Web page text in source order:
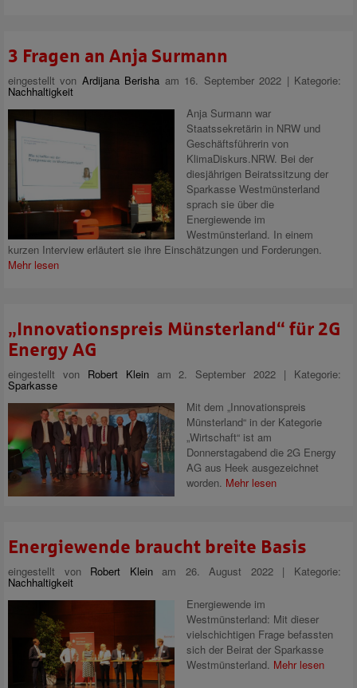
3 Fragen an Anja Surmann
eingestellt von Ardijana Berisha am 16. September 2022 | Kategorie:
Nachhaltigkeit
Anja Surmann war
Staatssekretärin in NRW und
Geschäftsführerin von
KlimaDiskurs.NRW. Bei der
diesjährigen Beiratssitzung der
Sparkasse Westmünsterland
sprach sie über die
Energiewende im
Westmünsterland. In einem
kurzen Interview erläutert sie ihre Einschätzungen und Forderungen.
Mehr lesen
„Innovationspreis Münsterland“ für 2G
Energy AG
eingestellt von Robert Kleinam 2. September 2022 | Kategorie:
Sparkasse
Mit dem „Innovationspreis
Münsterland“ in der Kategorie
„Wirtschaft“ ist am
Donnerstagabend die 2G Energy
AG aus Heek ausgezeichnet
worden. Mehr lesen
Energiewende braucht breite Basis
eingestellt von Robert Kleinam 26. August 2022 | Kategorie:
Nachhaltigkeit
Energiewende im
Westmünsterland: Mit dieser
vielschichtigen Frage befassten
sich der Beirat der Sparkasse
Westmünsterland. Mehr lesen